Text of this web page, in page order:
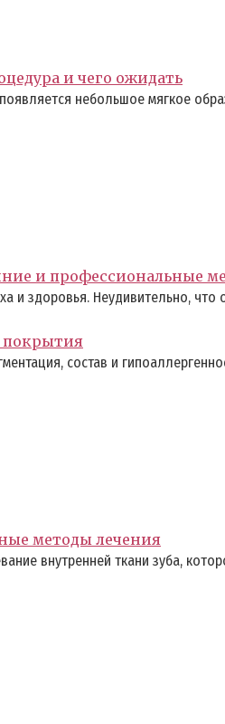
и чего ожидать
небольшое мягкое
и профессиональные
и здоровья. Неудивительно, что
покрытия
состав и
методы лечения
внутренней ткани зуба,